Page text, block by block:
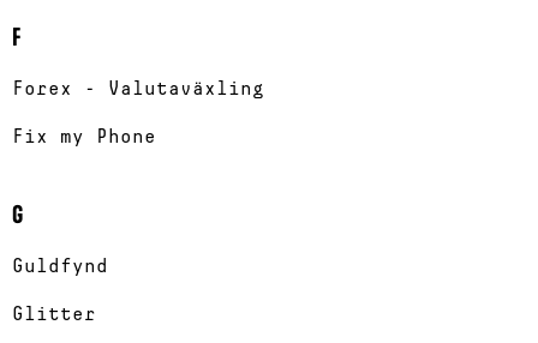
F
Forex - Valutaväxling
Fix my Phone
G
Guldfynd
Glitter